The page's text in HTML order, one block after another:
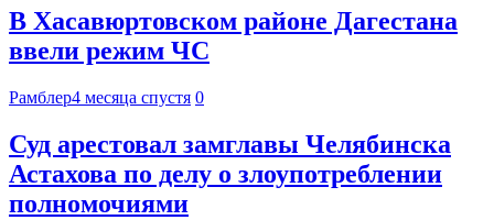
В Хасавюртовском районе Дагестана
ввели режим ЧС
Рамблер4 месяца спустя 0
Суд арестовал замглавы Челябинска
Астахова по делу о злоупотреблении
полномочиями